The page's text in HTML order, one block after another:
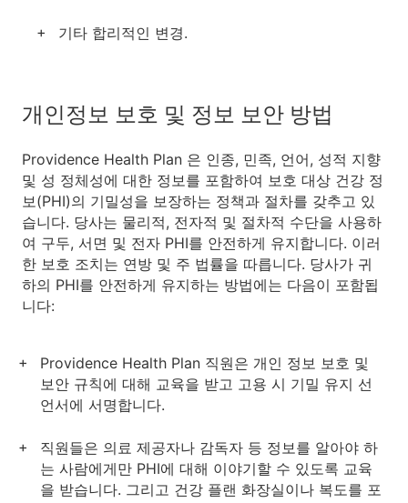
기타 합리적인 변경.
개인정보 보호 및 정보 보안 방법
Providence Health Plan 은 인종, 민족, 언어, 성적 지향
및 성 정체성에 대한 정보를 포함하여 보호 대상 건강 정
보(PHI)의 기밀성을 보장하는 정책과 절차를 갖추고 있
습니다. 당사는 물리적, 전자적 및 절차적 수단을 사용하
여 구두, 서면 및 전자 PHI를 안전하게 유지합니다. 이러
한 보호 조치는 연방 및 주 법률을 따릅니다. 당사가 귀
하의 PHI를 안전하게 유지하는 방법에는 다음이 포함됩
니다:
Providence Health Plan 직원은 개인 정보 보호 및
보안 규칙에 대해 교육을 받고 고용 시 기밀 유지 선
언서에 서명합니다.
직원들은 의료 제공자나 감독자 등 정보를 알아야 하
는 사람에게만 PHI에 대해 이야기할 수 있도록 교육
을 받습니다. 그리고 건강 플랜 화장실이나 복도를 포